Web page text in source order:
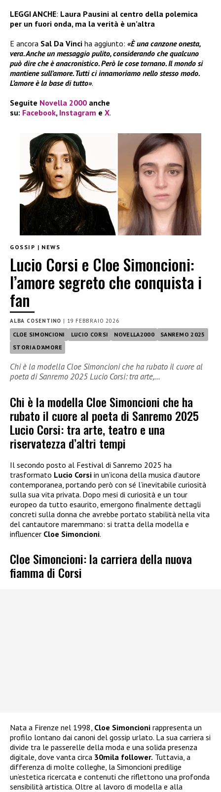
LEGGI ANCHE: Laura Pausini al centro della polemica
per un fuori onda, ma la verità è un’altra
E ancora Sal Da Vinci ha aggiunto: «È una canzone onesta,
vera. Anche un messaggio pulito, considerando che qualcuno
può dire che è anacronistico. Però le cose tornano. Il mondo si
mantiene sull’amore. Tutti ci innamoriamo nello stesso modo.
L’amore è la base di tutto».
Seguite Novella 2000 anche
su: Facebook, Instagram e X.
GOSSIP | NEWS
Lucio Corsi e Cloe Simoncioni:
l’amore segreto che conquista i
fan
ALBA COSENTINO | 19 FEBBRAIO 2026
CLOE SIMONCIONI LUCIO CORSI NOVELLA2000
SANREMO 2025
STORIA D'AMORE
Chi è la modella Cloe Simoncioni che ha rubato il cuore al
poeta di Sanremo 2025 Lucio Corsi: tra arte,…
Chi è la modella Cloe Simoncioni che ha
rubato il cuore al poeta di Sanremo 2025
Lucio Corsi: tra arte, teatro e una
riservatezza d’altri tempi
Il secondo posto al Festival di Sanremo 2025 ha
trasformato Lucio Corsi in un’icona della musica d’autore
contemporanea, portando però con sé l’inevitabile curiosità
sulla sua vita privata. Dopo mesi di curiosità e un tour
europeo da tutto esaurito, emergono finalmente dettagli
concreti sulla donna che avrebbe portato stabilità nella vita
del cantautore maremmano: si tratta della modella e
influencer Cloe Simoncioni.
Cloe Simoncioni: la carriera della nuova
fiamma di Corsi
Nata a Firenze nel 1998, Cloe Simoncioni rappresenta un
profilo lontano dai canoni del gossip urlato. La sua carriera si
divide tra le passerelle della moda e una solida presenza
digitale, dove vanta circa 30mila follower. Tuttavia, a
differenza di molte colleghe, la Simoncioni predilige
un’estetica ricercata e contenuti che riflettono una profonda
sensibilità artistica. Oltre al lavoro di modella e alla